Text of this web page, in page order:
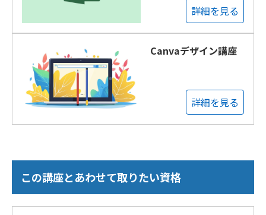
詳細を見る
Canvaデザイン講座
詳細を見る
この講座とあわせて取りたい資格